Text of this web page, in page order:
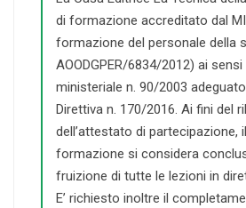
di formazione accreditato dal
formazione del personale della
AOODGPER/6834/2012) ai
ministeriale n. 90/2003
Direttiva n. 170/2016. Ai fini del
dell’attestato di partecipazione,
formazione si considera
fruizione di tutte le lezioni in
E’ richiesto inoltre il